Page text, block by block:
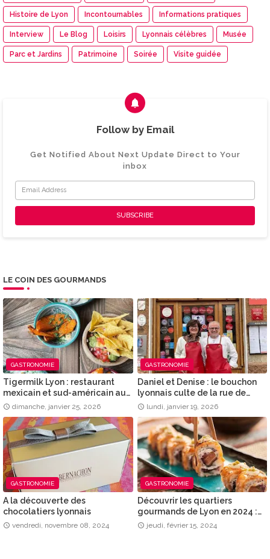
Histoire de Lyon Incontournables Informations pratiques
Interview Le Blog Loisirs Lyonnais célèbres Musée
Parc et Jardins Patrimoine Soirée Visite guidée
Follow by Email
Get Notified About Next Update Direct to Your
inbox
LE COIN DES GOURMANDS
GASTRONOMIE
Tigermilk Lyon : restaurant
mexicain et sud-américain au
cœur de la Presqu’île
dimanche, janvier 25, 2026
GASTRONOMIE
Daniel et Denise : le bouchon
lyonnais culte de la rue de
Créqui
lundi, janvier 19, 2026
GASTRONOMIE
A la découverte des
chocolatiers lyonnais
vendredi, novembre 08, 2024
GASTRONOMIE
Découvrir les quartiers
gourmands de Lyon en 2024 :
où trouver les saveurs qui vous
jeudi, février 15, 2024